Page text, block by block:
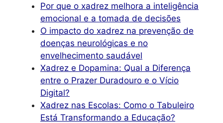
Por que o xadrez melhora a inteligência
emocional e a tomada de decisões
O impacto do xadrez na prevenção de
doenças neurológicas e no
envelhecimento saudável
Xadrez e Dopamina: Qual a Diferença
entre o Prazer Duradouro e o Vício
Digital?
Xadrez nas Escolas: Como o Tabuleiro
Está Transformando a Educação?